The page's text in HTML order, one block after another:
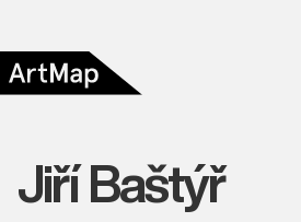
Jiří Baštýř